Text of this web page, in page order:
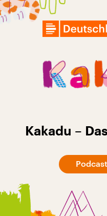
Kakadu –